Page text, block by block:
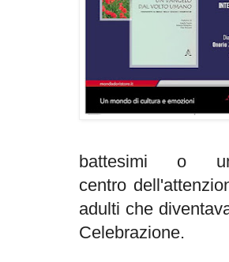
battesimi o
centro
adulti che
Celebrazione.